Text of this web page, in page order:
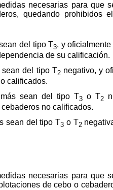
necesarias para que
quedando prohibidos
del tipo T3, y
de su calificación.
sean del tipo T2negativo, y
calificados.
sean del tipo T3o T2
no calificados.
sean del tipo T3 o T2
necesarias para que
de cebo o